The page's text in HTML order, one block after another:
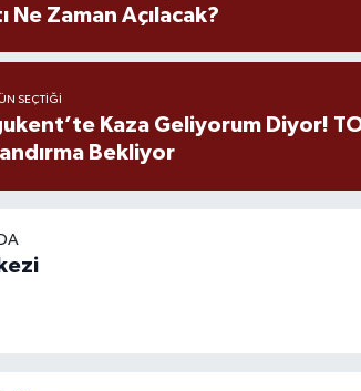
Ne Zaman Açılacak?
SEÇTIĞI
Kaza Geliyorum Diyor!
Bekliyor